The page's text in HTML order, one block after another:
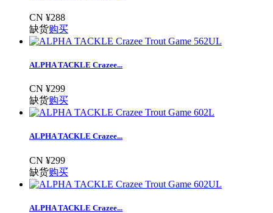
CN ¥288
缺货购买
ALPHA TACKLE Crazee...
CN ¥299
缺货购买
ALPHA TACKLE Crazee...
CN ¥299
缺货购买
ALPHA TACKLE Crazee...